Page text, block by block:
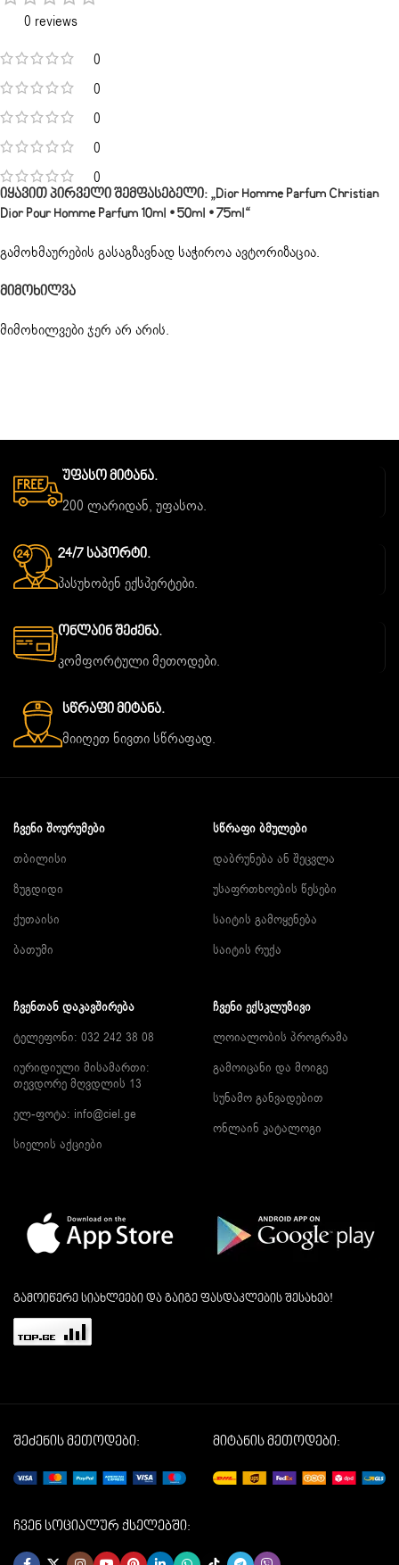
0 reviews
0
0
0
0
0
Მიმოხილვა
მიმოხილვები ჯერ არ არის.
Იყავით Პირველი Შემფასებელი: „Dior Homme Parfum Christian
Dior Pour Homme Parfum 10ml • 50ml • 75ml“
გამოხმაურების გასაგზავნად საჭიროაავტორიზაცია.
Უფასო Მიტანა.
200 ლარიდან, უფასოა.
24/7 Საპორტი.
პასუხობენ ექსპერტები.
Ონლაინ Შეძენა.
კომფორტული მეთოდები.
Სწრაფი Მიტანა.
მიიღეთ ნივთი სწრაფად.
ᲩᲕᲔᲜᲘ ᲨᲝᲣᲠᲣᲛᲔᲑᲘ
თბილისი
ზუგდიდი
ქუთაისი
ბათუმი
ᲡᲬᲠᲐᲤᲘ ᲑᲛᲣᲚᲔᲑᲘ
დაბრუნება ან შეცვლა
უსაფრთხოების წესები
საიტის გამოყენება
საიტის რუქა
ᲩᲕᲔᲜᲗᲐᲜ ᲓᲐᲙᲐᲕᲨᲘᲠᲔᲑᲐ
ტელეფონი: 032 242 38 08
იურიდიული მისამართი:
თევდორე მღვდლის 13
ელ-ფოტა: info@ciel.ge
სიელის აქციები
ᲩᲕᲔᲜᲘ ᲔᲥᲡᲙᲚᲣᲖᲘᲕᲘ
ლოიალობის პროგრამა
გამოიცანი და მოიგე
სუნამო განვადებით
ონლაინ კატალოგი
გამოიწერე სიახლეები და გაიგე ფასდაკლების შესახებ!
შეძენის მეთოდები: მიტანის მეთოდები:
ჩვენ სოციალურ ქსელებში: